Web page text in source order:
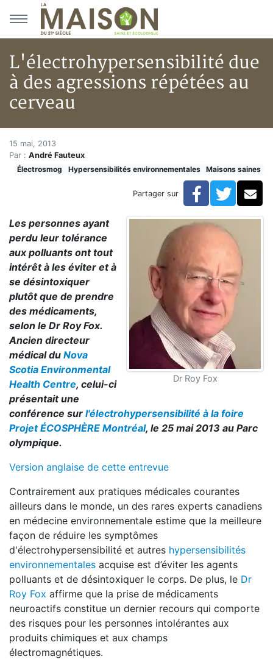
Aller au menu principal
Aller au contenu principal
L'électrohypersensibilité due
à des agressions répétées au
cerveau
Accueil
Articles
Maisons saines
Hypersensibilités environnementales
L'électrohypersensibilité due à des agressions
L'électrohypersensibilité due
15 mai, 2013
Par : André Fauteux
Électrosmog
Hypersensibilités environnementales Maisons saines
Partager sur Facebook
Dr Roy Fox
Les personnes ayant
perdu leur tolérance
aux polluants ont tout
intérêt à les éviter et à
se désintoxiquer
plutôt que de prendre
des médicaments,
selon le Dr Roy Fox.
Ancien directeur
médical du Nova
Scotia Environmental
Health Centre, celui-ci
présentait une
conférence sur l'électrohypersensibilité à la foire
Projet ÉCOSPHÈRE Montréal, le 25 mai 2013 au Parc
olympique.
Version anglaise de cette entrevue
Contrairement aux pratiques médicales courantes
ailleurs dans le monde, un des rares experts canadiens
en médecine environnementale estime que la meilleure
façon de réduire les symptômes
d'électrohypersensibilité et autres hypersensibilités
environnementales acquise est d’éviter les agents
polluants et de désintoxiquer le corps. De plus, le Dr
Roy Fox affirme que la prise de médicaments
neuroactifs constitue un dernier recours qui comporte
des risques pour les personnes intolérantes aux
produits chimiques et aux champs
électromagnétiques.